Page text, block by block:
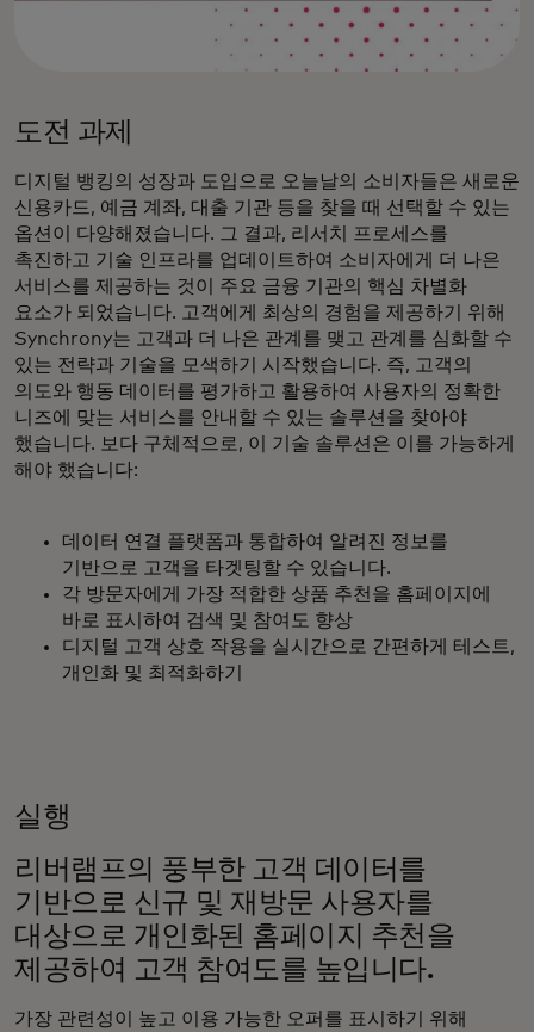
도전 과제
디지털 뱅킹의 성장과 도입으로 오늘날의 소비자들은 새로운
신용카드, 예금 계좌, 대출 기관 등을 찾을 때 선택할 수 있는
옵션이 다양해졌습니다. 그 결과, 리서치 프로세스를
촉진하고 기술 인프라를 업데이트하여 소비자에게 더 나은
서비스를 제공하는 것이 주요 금융 기관의 핵심 차별화
요소가 되었습니다. 고객에게 최상의 경험을 제공하기 위해
Synchrony는 고객과 더 나은 관계를 맺고 관계를 심화할 수
있는 전략과 기술을 모색하기 시작했습니다. 즉, 고객의
의도와 행동 데이터를 평가하고 활용하여 사용자의 정확한
니즈에 맞는 서비스를 안내할 수 있는 솔루션을 찾아야
했습니다. 보다 구체적으로, 이 기술 솔루션은 이를 가능하게
해야 했습니다:
데이터 연결 플랫폼과 통합하여 알려진 정보를
기반으로 고객을 타겟팅할 수 있습니다.
각 방문자에게 가장 적합한 상품 추천을 홈페이지에
바로 표시하여 검색 및 참여도 향상
디지털 고객 상호 작용을 실시간으로 간편하게 테스트,
개인화 및 최적화하기
실행
리버램프의 풍부한 고객 데이터를
기반으로 신규 및 재방문 사용자를
대상으로 개인화된 홈페이지 추천을
제공하여 고객 참여도를 높입니다.
가장 관련성이 높고 이용 가능한 오퍼를 표시하기 위해